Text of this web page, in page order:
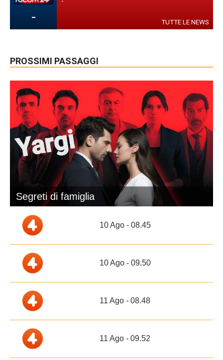
- TUTTE LE NEWS
PROSSIMI PASSAGGI
Segreti di famiglia
10 Ago - 08.45
10 Ago - 09.50
11 Ago - 08.48
11 Ago - 09.52